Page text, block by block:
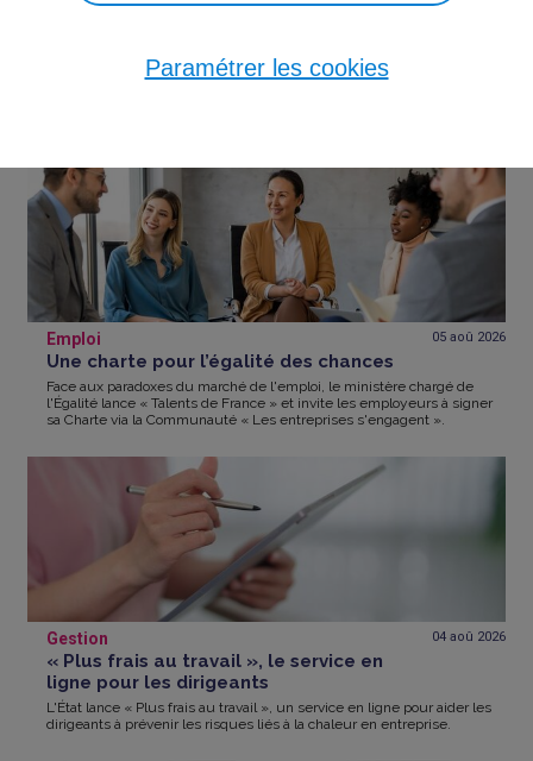
candidatures
Emploi 05 aoû 2026
Une charte pour l’égalité des chances
Face aux paradoxes du marché de l'emploi, le ministère chargé de
l'Égalité lance « Talents de France » et invite les employeurs à signer
sa Charte via la Communauté « Les entreprises s'engagent ».
Gestion 04 aoû 2026
« Plus frais au travail », le service en
ligne pour les dirigeants
L'État lance « Plus frais au travail », un service en ligne pour aider les
dirigeants à prévenir les risques liés à la chaleur en entreprise.
Paramétrer les cookies